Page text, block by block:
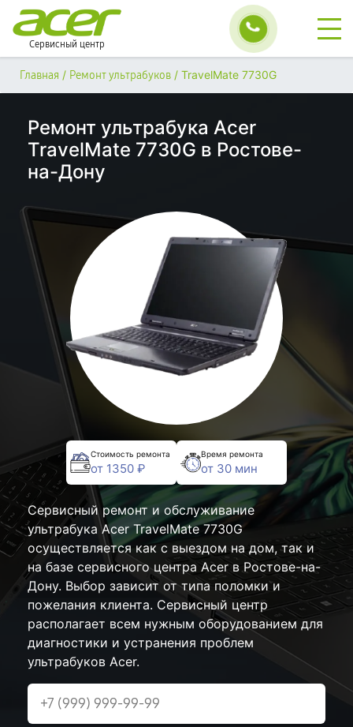
Сервисный центр
Главная / Ремонт ультрабуков / TravelMate 7730G
Ремонт ультрабука Acer
TravelMate 7730G в Ростове-
на-Дону
Стоимость ремонта
от 1350 ₽
Время ремонта
от 30 мин
Сервисный ремонт и обслуживание
ультрабука Acer TravelMate 7730G
осуществляется как с выездом на дом, так и
на базе сервисного центра Acer в Ростове-на-
Дону. Выбор зависит от типа поломки и
пожелания клиента. Сервисный центр
располагает всем нужным оборудованием для
диагностики и устранения проблем
ультрабуков Acer.